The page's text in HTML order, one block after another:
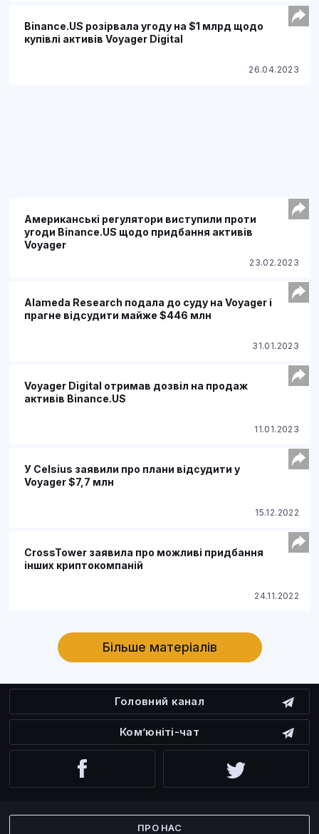
Binance.US розірвала угоду на $1 млрд щодо
купівлі активів Voyager Digital
26.04.2023
Американські регулятори виступили проти
угоди Binance.US щодо придбання активів
Voyager
23.02.2023
Alameda Research подала до суду на Voyager і
прагне відсудити майже $446 млн
31.01.2023
Voyager Digital отримав дозвіл на продаж
активів Binance.US
11.01.2023
У Celsius заявили про плани відсудити у
Voyager $7,7 млн
15.12.2022
CrossTower заявила про можливі придбання
інших криптокомпаній
24.11.2022
Більше матеріалів
Головний канал
Ком’юніті-чат
ПРО НАС